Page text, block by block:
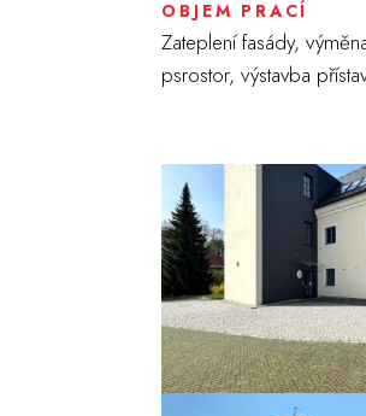
OBJEM PRACÍ
Zateplení fasády,
psrostor, výstavba